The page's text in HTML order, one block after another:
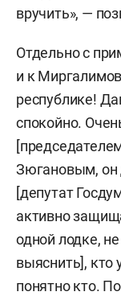
вручить», —
Отдельно с
и к
республике!
спокойно.
Зюгановым, он
[депутат
активно
одной лодке,
выяснить], кто
понятно кто.